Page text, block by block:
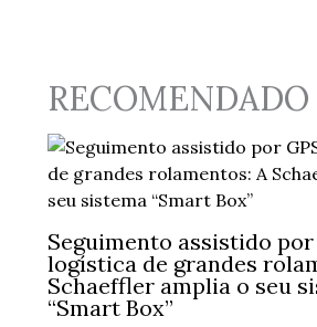
RECOMENDADO
Seguimento assistido por
logística de grandes
Schaeffler amplia o seu
“Smart Box”